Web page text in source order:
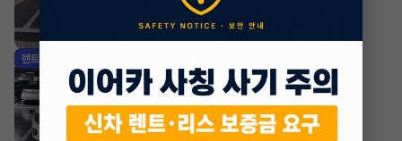
2,000,000원
조회 173방금전
렌트
2024년 1.6 가솔린 터보 2WD 시그니처
월 439,350원 X 25개월
지원금780,000원
조회 10방금전